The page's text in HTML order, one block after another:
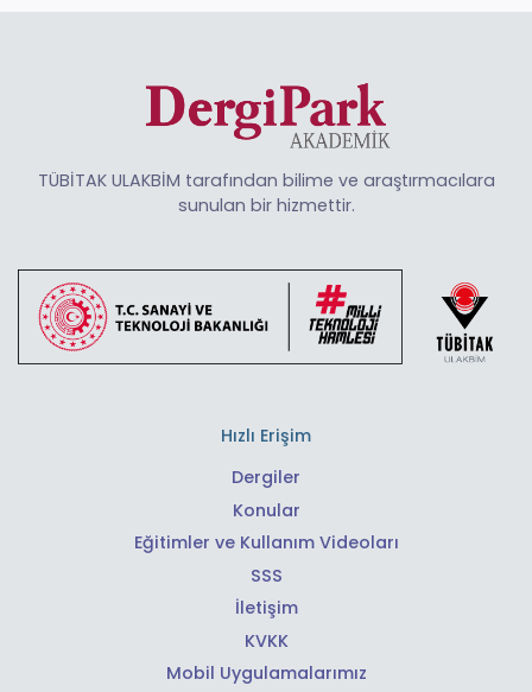
TÜBİTAK ULAKBİM tarafından bilime ve araştırmacılara
sunulan bir hizmettir.
Hızlı Erişim
Dergiler
Konular
Eğitimler ve Kullanım Videoları
SSS
İletişim
KVKK
Mobil Uygulamalarımız